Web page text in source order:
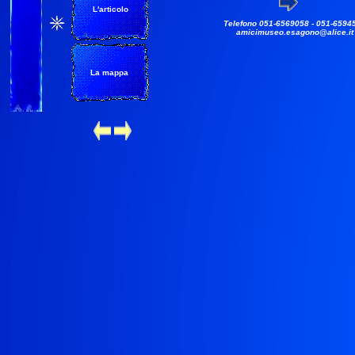
L'articolo
La mappa
Telefono 051-6569058 - 051-
amicimuseo.esagono@alice.it